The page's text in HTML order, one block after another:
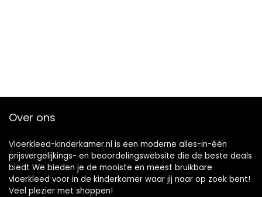
Over ons
Vloerkleed-kinderkamer.nl is een moderne alles-in-één
prijsvergelijkings- en beoordelingswebsite die de beste deals
biedt We bieden je de mooiste en meest bruikbare
vloerkleed voor in de kinderkamer waar jij naar op zoek bent!
Veel plezier met shoppen!